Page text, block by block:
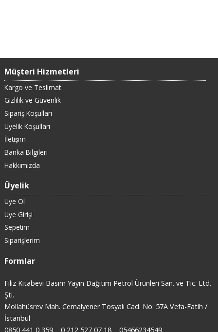
Müşteri Hizmetleri
Kargo ve Teslimat
Gizlilik ve Güvenlik
Sipariş Koşulları
Üyelik Koşulları
İletişim
Banka Bilgileri
Hakkımızda
Üyelik
Üye Ol
Üye Girişi
Sepetim
Siparişlerim
Formlar
Filiz Kitabevi Basım Yayın Dağıtım Petrol Ürünleri San. ve Tic. Ltd.
Şti.
Mollahüsrev Mah. Cemalyener Tosyalı Cad. No: 57A Vefa-Fatih /
İstanbul
0850 441 0 359
0 212 527 07 18 05466234549